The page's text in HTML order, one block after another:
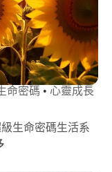
命密碼 • 心靈成長
生命密碼生活系